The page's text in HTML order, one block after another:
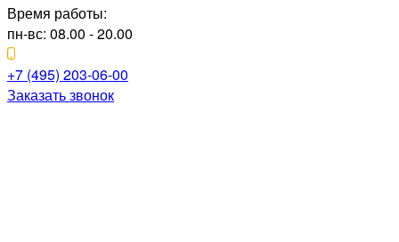
Время работы:
пн-вс: 08.00 - 20.00
+7 (495) 203-06-00
Заказать звонок